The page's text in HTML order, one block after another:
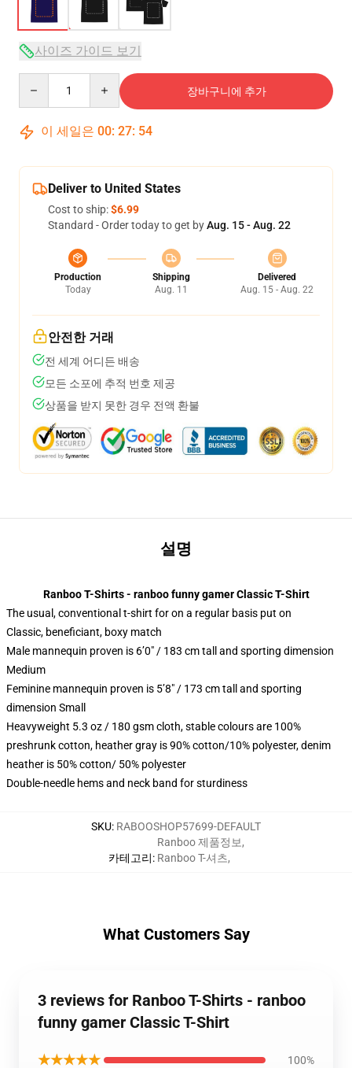
사이즈 가이드 보기
장바구니에 추가
이 세일은 00: 27: 54
Deliver to United States
Cost to ship:$6.99
Standard - Order today to get byAug. 15 - Aug. 22
Production
Today
Shipping
Aug. 11
Delivered
Aug. 15 - Aug. 22
안전한 거래
전 세계 어디든 배송
모든 소포에 추적 번호 제공
상품을 받지 못한 경우 전액 환불
설명
Ranboo T-Shirts - ranboo funny gamer Classic T-Shirt
The usual, conventional t-shirt for on a regular basis put on
Classic, beneficiant, boxy match
Male mannequin proven is 6’0″ / 183 cm tall and sporting dimension
Medium
Feminine mannequin proven is 5’8″ / 173 cm tall and sporting
dimension Small
Heavyweight 5.3 oz / 180 gsm cloth, stable colours are 100%
preshrunk cotton, heather gray is 90% cotton/10% polyester, denim
heather is 50% cotton/ 50% polyester
Double-needle hems and neck band for sturdiness
SKU: RABOOSHOP57699-DEFAULT
카테고리:
Ranboo 제품정보,
Ranboo T-셔츠,
What Customers Say
3 reviews for Ranboo T-Shirts - ranboo
funny gamer Classic T-Shirt
★★★★★ 100%